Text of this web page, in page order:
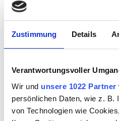
Zustimmung Details
Verantwortungsvoller
Wir und unsere 1022 Partner
persönlichen Daten, wie z. B.
von Technologien wie
kleinen internen
Wagen
Technologie AG